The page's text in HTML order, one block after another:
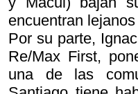
encuentran
Por su parte,
Re/Max First,
una de las